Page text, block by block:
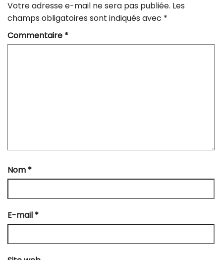
Votre adresse e-mail ne sera pas publiée. Les
champs obligatoires sont indiqués avec *
Commentaire *
Nom *
E-mail *